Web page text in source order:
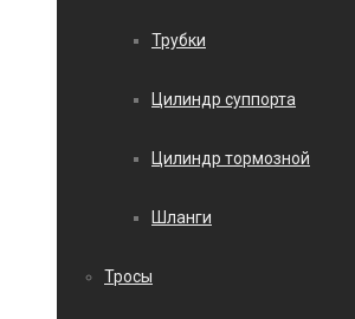
Трубки
Цилиндр суппорта
Цилиндр тормозной
Шланги
Тросы